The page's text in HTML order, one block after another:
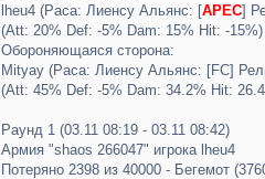
lheu4 (Раса: Лиенсу Альянс: [APEC]
(Att: 20% Def: -5% Dam: 15% Hit: -15%)
Обороняющаяся сторона:
Mityay (Раса: Лиенсу Альянс: [FC]
(Att: 45% Def: -5% Dam: 34.2% Hit:
Раунд 1 (03.11 08:19 - 03.11 08:42)
Армия "shaos 266047" игрока lheu4
Потеряно 2398 из 40000 - Бегемот